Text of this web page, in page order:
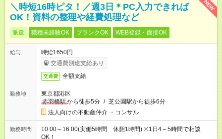
NEW
＼時短16時ピタ！／週3日＊PC入力できれば
OK！資料の整理や経費処理など
派遣 職種未経験OK ブランクOK WEB登録・面接OK
給与
時給1650円
交通費別途支給あり
交通費 全額支給
勤務地
東京都港区
赤羽橋駅から徒歩5分 / 芝公園駅から徒歩6分
法人向けの不動産仲介 ・コンサル
勤務時間
10:00～16:00(実働5時間 休憩1時間) ※1日4～5時間で相談
OK！